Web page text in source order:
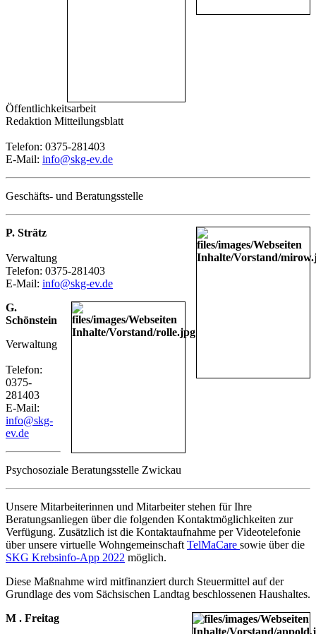
Öffentlichkeitsarbeit
Redaktion Mitteilungsblatt
Telefon: 0375-281403
E-Mail: info@skg-ev.de
Geschäfts- und Beratungsstelle
P. Strätz
Verwaltung
Telefon: 0375-281403
E-Mail: info@skg-ev.de
G.
Schönstein
Verwaltung
Telefon:
0375-
281403
E-Mail:
info@skg-
ev.de
Psychosoziale Beratungsstelle Zwickau
Unsere Mitarbeiterinnen und Mitarbeiter stehen für Ihre
Beratungsanliegen über die folgenden Kontaktmöglichkeiten zur
Verfügung. Zusätzlich ist die Kontaktaufnahme per Videotelefonie
über unsere virtuelle Wohngemeinschaft TelMaCare sowie über die
SKG Krebsinfo-App 2022 möglich.
Diese Maßnahme wird mitfinanziert durch Steuermittel auf der
Grundlage des vom Sächsischen Landtag beschlossenen Haushaltes.
M . Freitag